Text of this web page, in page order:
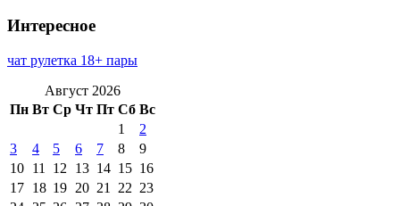
Интересное
чат рулетка 18+ пары
Август 2026
Пн Вт Ср Чт Пт Сб Вс
1
2
3
4 5 6 7 8
9
10 11 12 13 14 15 16
17 18 19 20 21 22 23